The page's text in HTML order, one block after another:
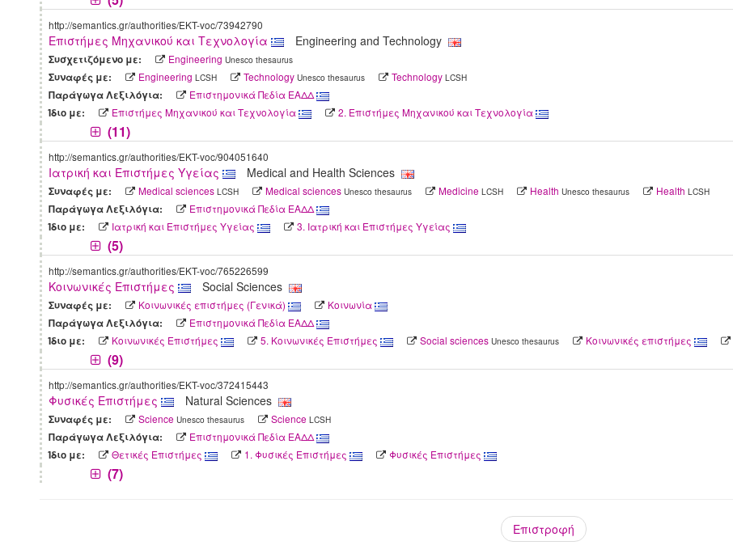
http://semantics.gr/authorities/EKT-voc/73942790
Επιστήμες Μηχανικού και Τεχνολογία Engineering and Technology
Συσχετιζόμενο με: Engineering Unesco thesaurus
Συναφές με: Engineering LCSH Technology Unesco thesaurus Technology LCSH
Παράγωγα Λεξιλόγια:
Επιστημονικά Πεδία ΕΑΔΔ
Ίδιο με:
Επιστήμες Μηχανικού και Τεχνολογία 2. Επιστήμες Mηχανικού και Τεχνολογία
(11)
http://semantics.gr/authorities/EKT-voc/904051640
Ιατρική και Επιστήμες Υγείας Medical and Health Sciences
Συναφές με: Medical sciences LCSH Medical sciences Unesco thesaurus Medicine LCSH Health Unesco thesaurus Health LCSH
Παράγωγα Λεξιλόγια:
Επιστημονικά Πεδία ΕΑΔΔ
Ίδιο με:
Ιατρική και Επιστήμες Υγείας 3. Iατρική και Επιστήμες Υγείας
(5)
http://semantics.gr/authorities/EKT-voc/765226599
Κοινωνικές Επιστήμες Social Sciences
Συναφές με: Κοινωνικές επιστήμες (Γενικά)
Κοινωνία
Παράγωγα Λεξιλόγια:
Επιστημονικά Πεδία ΕΑΔΔ
Ίδιο με:
Κοινωνικές Επιστήμες 5. Κοινωνικές Επιστήμες Social sciences Unesco thesaurus Κοινωνικές επιστήμες
(9)
http://semantics.gr/authorities/EKT-voc/372415443
Φυσικές Επιστήμες Natural Sciences
Συναφές με: Science Unesco thesaurus Science LCSH
Παράγωγα Λεξιλόγια:
Επιστημονικά Πεδία ΕΑΔΔ
Ίδιο με:
Θετικές Επιστήμες 1. Φυσικές Επιστήμες Φυσικές Επιστήμες
(7)
Επιστροφή